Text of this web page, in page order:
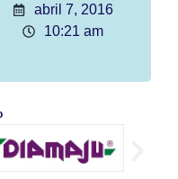
abril 7, 2016
10:21 am